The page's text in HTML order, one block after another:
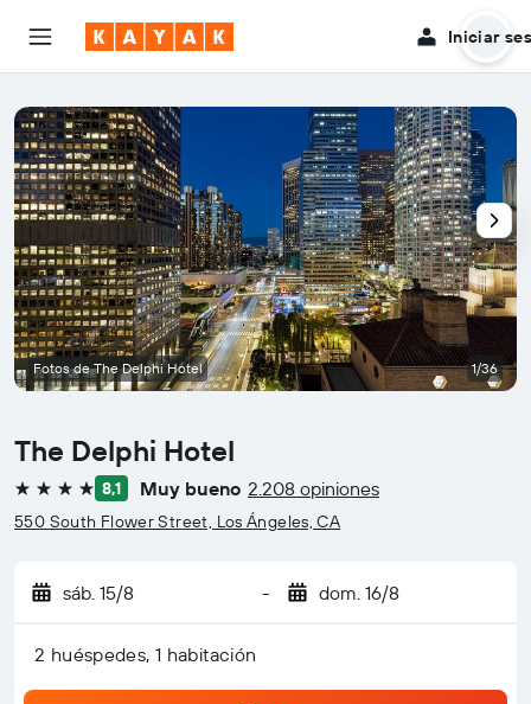
Iniciar
The Delphi Hotel
4 estrellas 8,1 Muy bueno 2.208 opiniones
550 South Flower Street, Los Ángeles, CA
sáb. 15/8 - dom. 16/8
2 huéspedes, 1 habitación
Fotos de The Delphi Hotel 1/36